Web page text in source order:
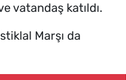
vatandaş katıldı.
Marşı da